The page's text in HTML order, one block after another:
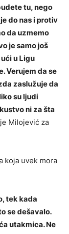
tu, nego
do nas i protiv
da uzmemo
je samo još
u Ligu
Verujem da se
zaslužuje da
su ljudi
ni za šta
Milojević za
koja uvek mora
tek kada
se dešavalo.
utakmica. Ne